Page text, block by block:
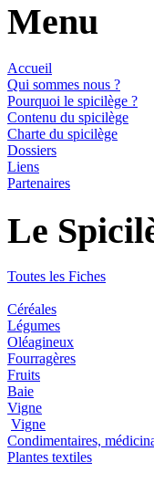
Menu
Accueil
Qui sommes nous ?
Pourquoi le spicilège ?
Contenu du spicilège
Charte du spicilège
Dossiers
Liens
Partenaires
Le
Toutes les Fiches
Céréales
Légumes
Oléagineux
Fourragères
Fruits
Baie
Vigne
Vigne
Condimentaires,
Plantes textiles